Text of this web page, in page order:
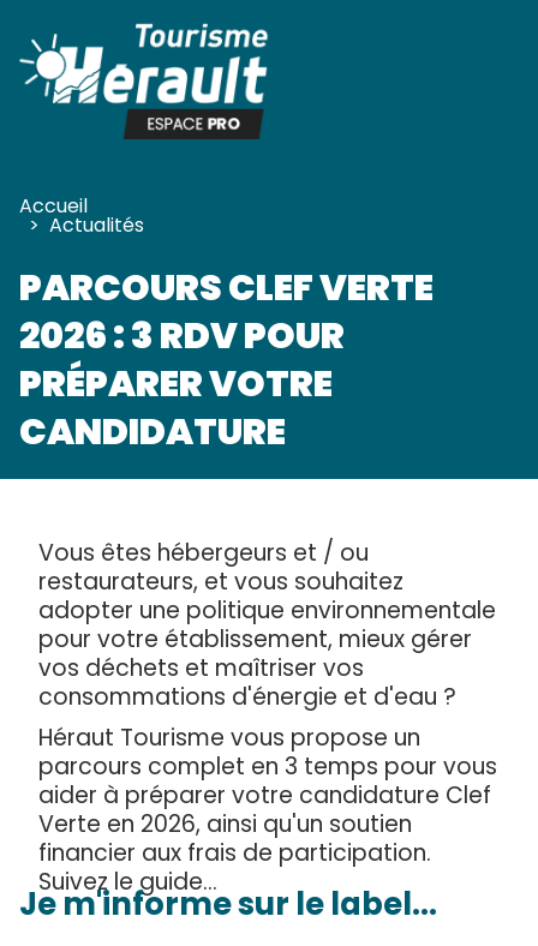
Accueil
> Actualités
PARCOURS CLEF VERTE
2026 : 3 RDV POUR
PRÉPARER VOTRE
CANDIDATURE
Vous êtes hébergeurs et / ou
restaurateurs, et vous souhaitez
adopter une politique environnementale
pour votre établissement, mieux gérer
vos déchets et maîtriser vos
consommations d'énergie et d'eau ?
Héraut Tourisme vous propose un
parcours complet en 3 temps pour vous
aider à préparer votre candidature Clef
Verte en 2026, ainsi qu'un soutien
financier aux frais de participation.
Suivez le guide...
Je m'informe sur le label...